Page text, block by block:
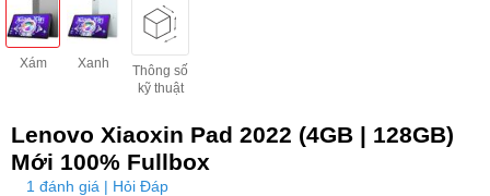
Xám Xanh
Thông số
kỹ thuật
Lenovo Xiaoxin Pad 2022 (4GB | 128GB)
Mới 100% Fullbox
1 đánh giá | Hỏi Đáp